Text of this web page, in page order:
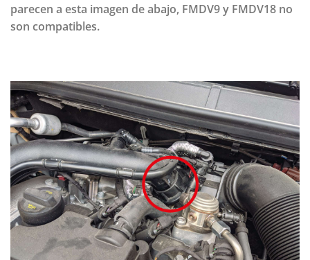
parecen a esta imagen de abajo, FMDV9 y FMDV18 no
son compatibles.